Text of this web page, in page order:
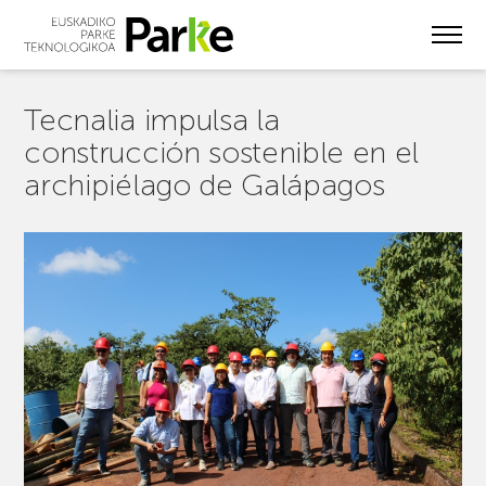
Tecnalia impulsa la
construcción sostenible en el
archipiélago de Galápagos